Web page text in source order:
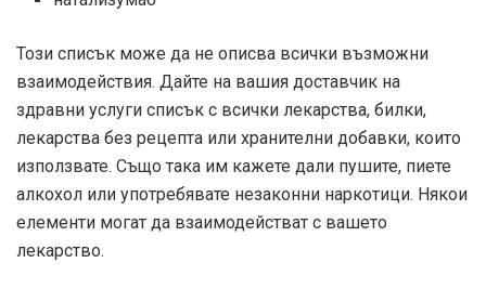
Този списък може да не описва всички възможни
взаимодействия. Дайте на вашия доставчик на
здравни услуги списък с всички лекарства, билки,
лекарства без рецепта или хранителни добавки, които
използвате. Също така им кажете дали пушите, пиете
алкохол или употребявате незаконни наркотици. Някои
елементи могат да взаимодействат с вашето
лекарство.